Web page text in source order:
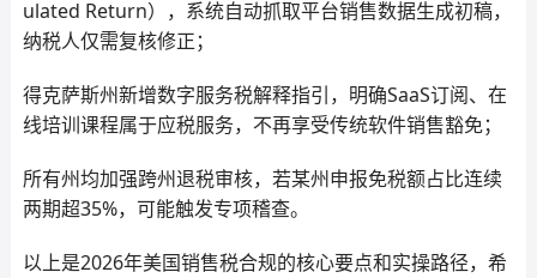
ulated Return），系统自动抓取平台销售数据生成初稿，
纳税人仅需复核修正；
得克萨斯州新增数字服务税解释指引，明确SaaS订阅、在
线培训课程属于应税服务，不再享受传统软件销售豁免；
所有州均加强跨州退税审核，若某州申报免税额占比连续
两期超35%，可能触发专项稽查。
以上是2026年美国销售税合规的核心要点和实操路径，希